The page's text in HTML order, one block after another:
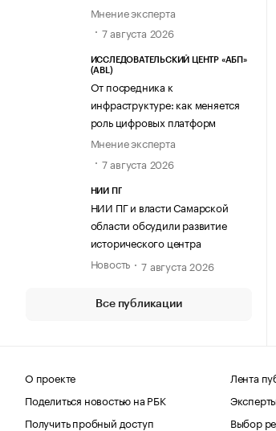
Мнение эксперта
7 августа 2026
ИССЛЕДОВАТЕЛЬСКИЙ ЦЕНТР «АБП»
(ABL)
От посредника к
инфраструктуре: как меняется
роль цифровых платформ
Мнение эксперта
7 августа 2026
НИИ ПГ
НИИ ПГ и власти Самарской
области обсудили развитие
исторического центра
Новость
7 августа 2026
Все публикации
О проекте
Поделиться новостью на РБК
Получить пробный доступ
Лента
Эксперты
Выбор